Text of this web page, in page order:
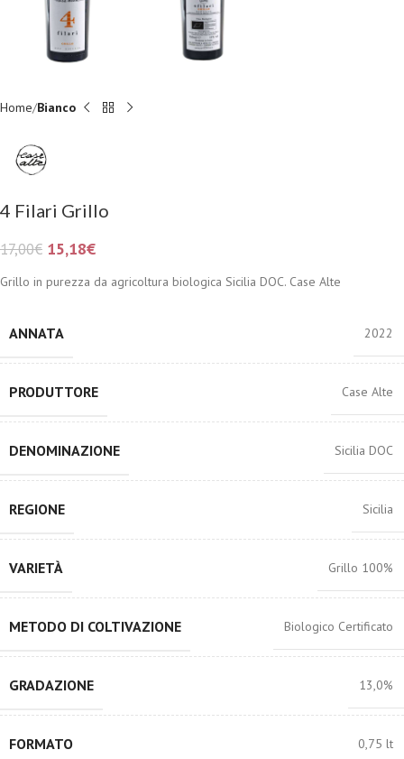
Home Bianco
4 Filari Grillo
17,00€ 15,18€
Grillo in purezza da agricoltura biologica Sicilia DOC. Case Alte
ANNATA 2022
PRODUTTORE Case Alte
DENOMINAZIONE Sicilia DOC
REGIONE Sicilia
VARIETÀ Grillo 100%
METODO DI COLTIVAZIONE Biologico Certificato
GRADAZIONE 13,0%
FORMATO 0,75 lt